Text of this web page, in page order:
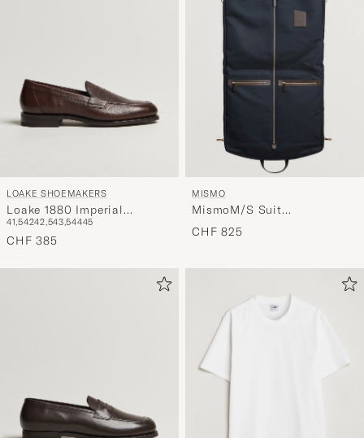
LOAKE SHOEMAKERS
Loake 1880 Imperial
Grained Penny Loafer Dark
Brown
41,54242,543,54445
CHF 385
MISMO
MismoM/S Suit
CarrierNavy/Dark Brown
CHF 825